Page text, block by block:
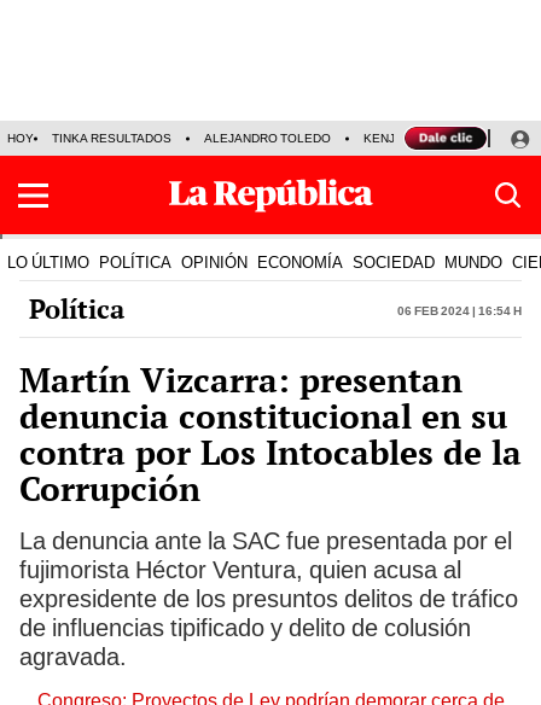
HOY TINKA RESULTADOS ALEJANDRO TOLEDO KENJI FUJIMORI
LO ÚLTIMO POLÍTICA OPINIÓN ECONOMÍA SOCIEDAD MUNDO
Política 06 Feb 2024 | 16:54 h
Martín Vizcarra: presentan
denuncia constitucional en su
contra por Los Intocables de la
Corrupción
La denuncia ante la SAC fue presentada por el
fujimorista Héctor Ventura, quien acusa al
expresidente de los presuntos delitos de tráfico
de influencias tipificado y delito de colusión
agravada.